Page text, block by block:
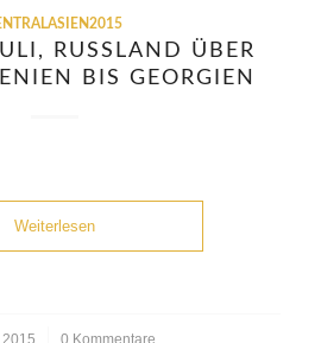
RUSSLAND ÜBER
BIS GEORGIEN
Weiterlesen
2015 0 Kommentare